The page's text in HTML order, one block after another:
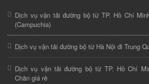
Dịch vụ vận tải đường bộ từ TP. Hồ Chí
(Campuchia)
Dịch vụ vận tải đường bộ từ Hà Nội đi Trung
Dịch vụ vận tải đường bộ từ TP. Hồ Chí
Chăn giá rẻ